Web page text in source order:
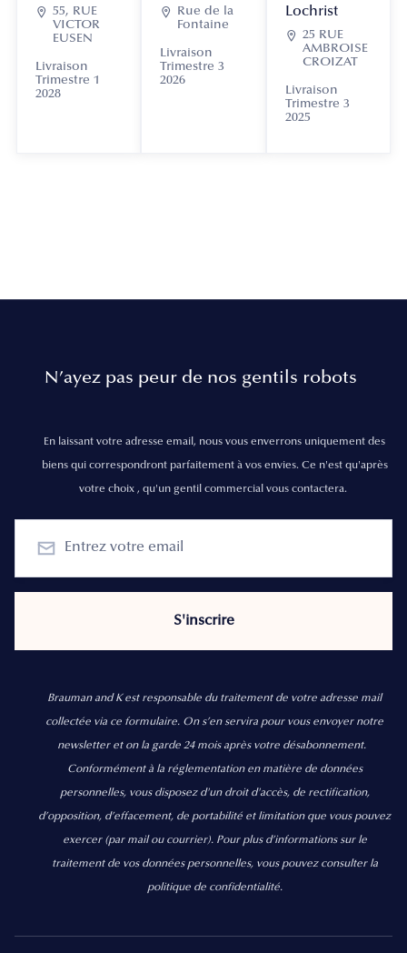
 55, RUE
VICTOR
EUSEN
Livraison
Trimestre 1
2028

Rue de la
Fontaine
Livraison
Trimestre 3
2026
Lochrist
 25 RUE
AMBROISE
CROIZAT
Livraison
Trimestre 3
2025
N’ayez pas peur de nos gentils robots
En laissant votre adresse email, nous vous enverrons uniquement des
biens qui correspondront parfaitement à vos envies. Ce n'est qu'après
votre choix , qu'un gentil commercial vous contactera.
Brauman and K est responsable du traitement de votre adresse mail
collectée via ce formulaire. On s’en servira pour vous envoyer notre
newsletter et on la garde 24 mois après votre désabonnement.
Conformément à la réglementation en matière de données
personnelles, vous disposez d'un droit d'accès, de rectification,
d’opposition, d’effacement, de portabilité et limitation que vous pouvez
exercer (par mail ou courrier). Pour plus d’informations sur le
traitement de vos données personnelles, vous pouvez consulter la
politique de confidentialité.